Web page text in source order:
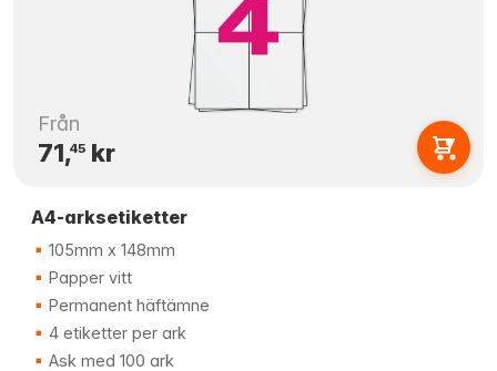
Från
71,45kr
A4-arksetiketter
105mm x 148mm
Papper vitt
Permanent häftämne
4 etiketter per ark
Ask med 100 ark